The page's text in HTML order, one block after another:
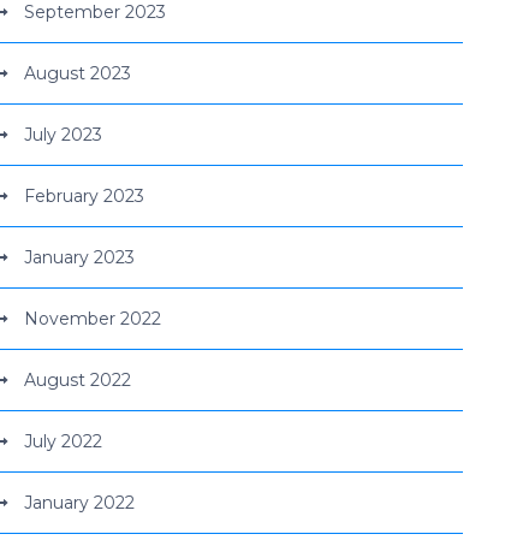
September 2023
August 2023
July 2023
February 2023
January 2023
November 2022
August 2022
July 2022
January 2022